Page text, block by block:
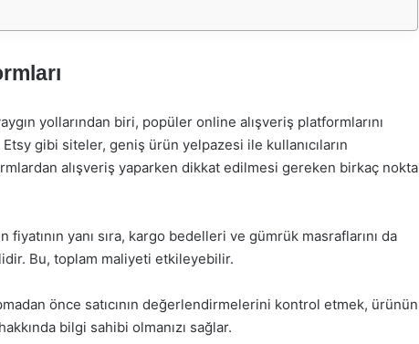
yollarından biri, popüler online alışveriş platformlarını
gibi siteler, geniş ürün yelpazesi ile kullanıcıların
alışveriş yaparken dikkat edilmesi gereken birkaç nokta
fiyatının yanı sıra, kargo bedelleri ve gümrük masraflarını da
Bu, toplam maliyeti etkileyebilir.
önce satıcının değerlendirmelerini kontrol etmek, ürünün
bilgi sahibi olmanızı sağlar.